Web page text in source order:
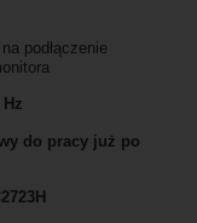
podłączenie
do pracy już po